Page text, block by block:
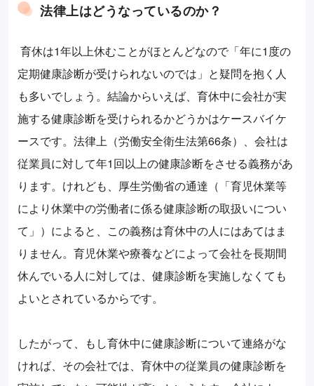
法律上はどうなっているのか？
育休は1年以上休むことがほとんどなので「年に1度の
定期健康診断が受けられないのでは」と疑問を抱く人
も多いでしょう。結論からいえば、育休中に会社が実
施する健康診断を受けられるかどうかはケースバイケ
ースです。法律上（労働安全衛生法第66条）、会社は
従業員に対して年1回以上の健康診断をさせる義務があ
ります。けれども、厚生労働省の通達（「育児休業等
により休業中の労働者に係る健康診断の取扱いについ
て」）によると、この義務は育休中の人にはあてはま
りません。育児休業や療養などによって会社を長期間
休んでいる人に対しては、健康診断を実施しなくても
よいとされているからです。
したがって、もし育休中に健康診断について連絡がな
ければ、その会社では、育休中の従業員の健康診断を